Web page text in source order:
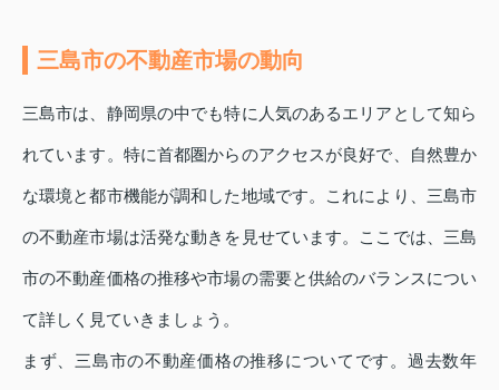
三島市の不動産市場の動向
三島市は、静岡県の中でも特に人気のあるエリアとして知ら
れています。特に首都圏からのアクセスが良好で、自然豊か
な環境と都市機能が調和した地域です。これにより、三島市
の不動産市場は活発な動きを見せています。ここでは、三島
市の不動産価格の推移や市場の需要と供給のバランスについ
て詳しく見ていきましょう。
まず、三島市の不動産価格の推移についてです。過去数年